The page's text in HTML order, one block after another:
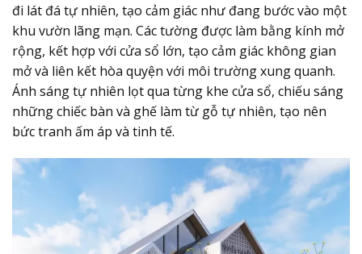
đi lát đá tự nhiên, tạo cảm giác như đang bước vào một
khu vườn lãng mạn. Các tường được làm bằng kính mở
rộng, kết hợp với cửa sổ lớn, tạo cảm giác không gian
mở và liên kết hòa quyện với môi trường xung quanh.
Ánh sáng tự nhiên lọt qua từng khe cửa sổ, chiếu sáng
những chiếc bàn và ghế làm từ gỗ tự nhiên, tạo nên
bức tranh ấm áp và tinh tế.